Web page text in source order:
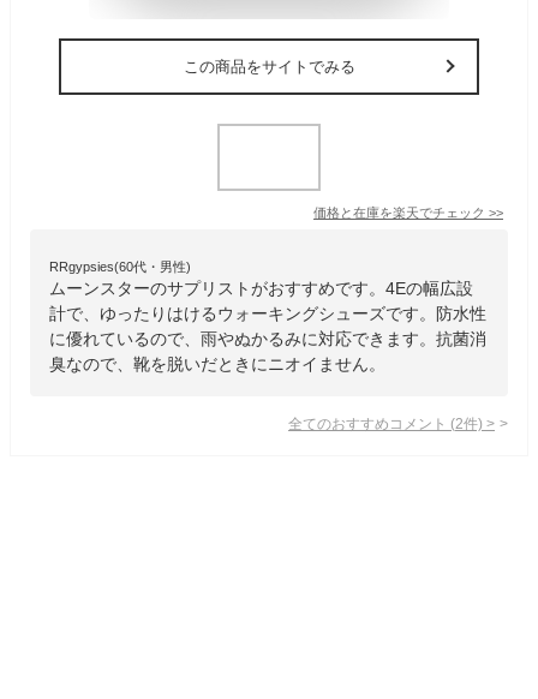
この商品をサイトでみる
価格と在庫を楽天でチェック >>
RRgypsies(60代・男性)
ムーンスターのサプリストがおすすめです。4Eの幅広設
計で、ゆったりはけるウォーキングシューズです。防水性
に優れているので、雨やぬかるみに対応できます。抗菌消
臭なので、靴を脱いだときにニオイません。
全てのおすすめコメント (2件) >